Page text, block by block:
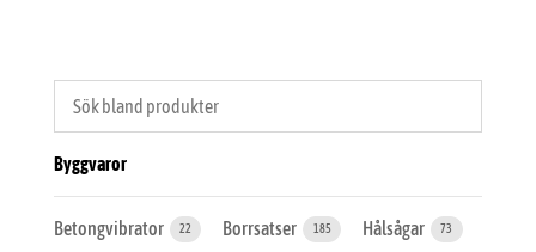
Byggvaror
Betongvibrator 22 Borrsatser 185 Hålsågar 73